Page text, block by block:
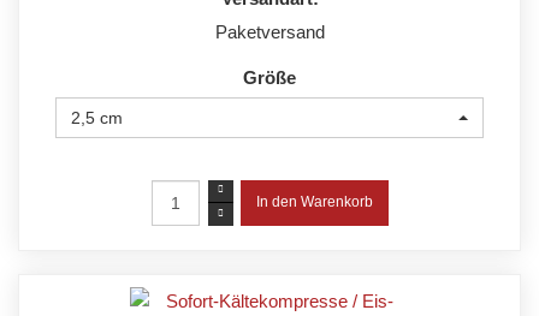
Paketversand
Größe
2,5 cm